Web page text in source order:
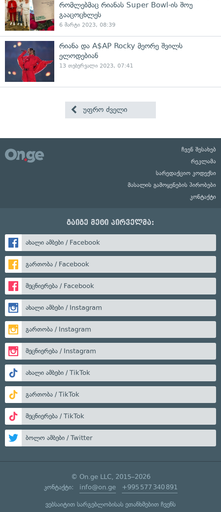
რომლებმაც რიანას Super Bowl-ის შოუ
გააცოცხლეს
6 მარტი 2023, 08:39
რიანა და A$AP Rocky მეორე შვილს
ელოდებიან
13 თებერვალი 2023, 07:41
უფრო ძველი
ჩვენ შესახებ
რეკლამა
სარედაქციო კოდექსი
მასალის გამოყენების პირობები
კონტაქტი
გაიგე მეტი პირველმა:
ახალი ამბები / Facebook
გართობა / Facebook
მეცნიერება / Facebook
ახალი ამბები / Instagram
გართობა / Instagram
მეცნიერება / Instagram
ახალი ამბები / TikTok
გართობა / TikTok
მეცნიერება / TikTok
ბოლო ამბები / Twitter
© On.ge LLC, 2015–2026
კონტაქტი: info@on.ge +995 577 340 891
ვებსაიტით სარგებლობისას ეთანხმებით ჩვენს